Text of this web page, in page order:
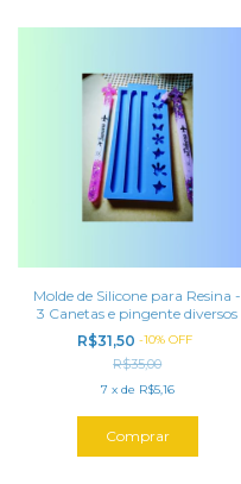
Molde de Silicone para Resina -
3 Canetas e pingente diversos
R$31,50-10%OFF
R$35,00
7 x de R$5,16